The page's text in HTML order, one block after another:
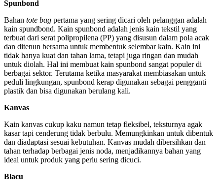
Spunbond
Bahan tote bag pertama yang sering dicari oleh pelanggan adalah
kain spundbond. Kain spunbond adalah jenis kain tekstil yang
terbuat dari serat polipropilena (PP) yang disusun dalam pola acak
dan ditenun bersama untuk membentuk selembar kain. Kain ini
tidak hanya kuat dan tahan lama, tetapi juga ringan dan mudah
untuk diolah. Hal ini membuat kain spunbond sangat populer di
berbagai sektor. Terutama ketika masyarakat membiasakan untuk
peduli lingkungan, spunbond kerap digunakan sebagai pengganti
plastik dan bisa digunakan berulang kali.
Kanvas
Kain kanvas cukup kaku namun tetap fleksibel, teksturnya agak
kasar tapi cenderung tidak berbulu. Memungkinkan untuk dibentuk
dan diadaptasi sesuai kebutuhan. Kanvas mudah dibersihkan dan
tahan terhadap berbagai jenis noda, menjadikannya bahan yang
ideal untuk produk yang perlu sering dicuci.
Blacu